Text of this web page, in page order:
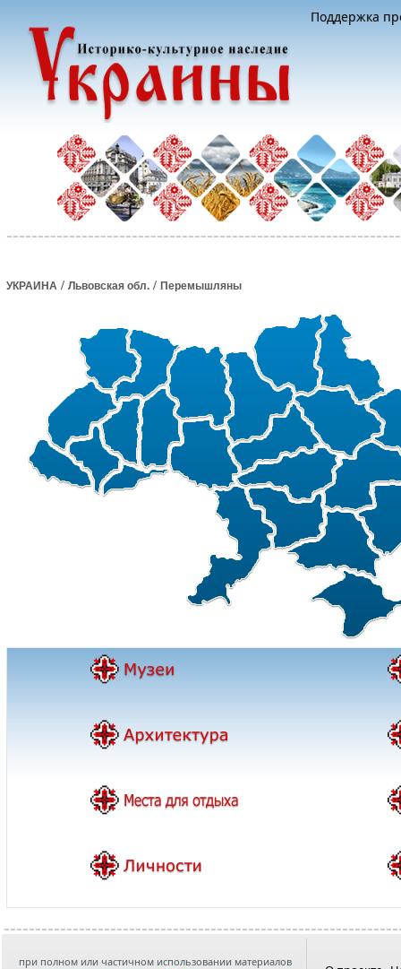
Поддержка
УКРАИНА / Львовская обл. / Перемышляны
при полном или частичном использовании материалов